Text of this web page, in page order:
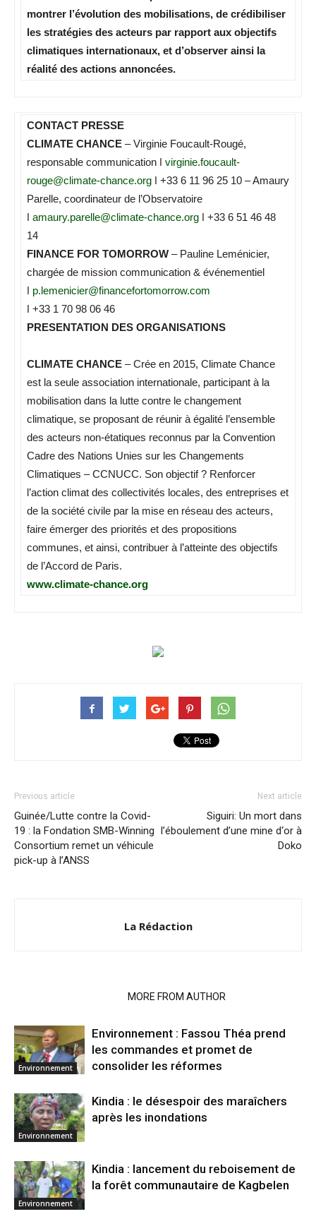
montrer l’évolution des mobilisations, de crédibiliser
les stratégies des acteurs par rapport aux objectifs
climatiques internationaux, et d’observer ainsi la
réalité des actions annoncées.
CONTACT PRESSE
CLIMATE CHANCE – Virginie Foucault-Rougé,
responsable communication ǀ virginie.foucault-
rouge@climate-chance.org ǀ +33 6 11 96 25 10 – Amaury
Parelle, coordinateur de l’Observatoire
ǀ amaury.parelle@climate-chance.org ǀ +33 6 51 46 48
14
FINANCE FOR TOMORROW – Pauline Leménicier,
chargée de mission communication & événementiel
ǀ p.lemenicier@financefortomorrow.com
ǀ +33 1 70 98 06 46
PRESENTATION DES ORGANISATIONS
CLIMATE CHANCE – Crée en 2015, Climate Chance
est la seule association internationale, participant à la
mobilisation dans la lutte contre le changement
climatique, se proposant de réunir à égalité l’ensemble
des acteurs non-étatiques reconnus par la Convention
Cadre des Nations Unies sur les Changements
Climatiques – CCNUCC. Son objectif ? Renforcer
l’action climat des collectivités locales, des entreprises et
de la société civile par la mise en réseau des acteurs,
faire émerger des priorités et des propositions
communes, et ainsi, contribuer à l’atteinte des objectifs
de l’Accord de Paris.
www.climate-chance.org
Previous article
Guinée/Lutte contre la Covid-
19 : la Fondation SMB-Winning
Consortium remet un véhicule
pick-up à l’ANSS
Next article
Siguiri: Un mort dans
l’éboulement d’une mine d‘or à
Doko
La Rédaction
MORE FROM AUTHOR
Environnement
Environnement : Fassou Théa prend
les commandes et promet de
consolider les réformes
Environnement
Kindia : le désespoir des maraîchers
après les inondations
Environnement
Kindia : lancement du reboisement de
la forêt communautaire de Kagbelen